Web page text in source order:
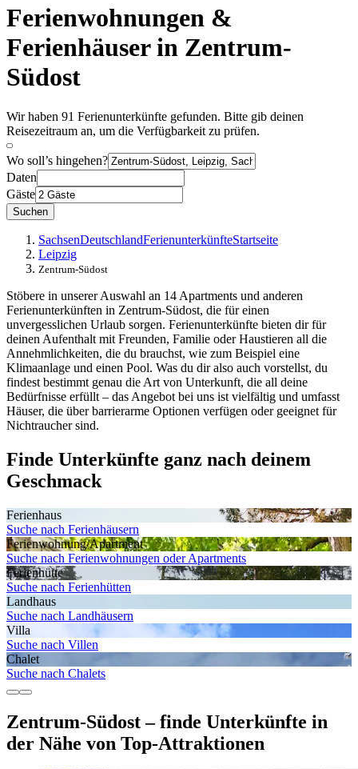
Ferienwohnungen &
Ferienhäuser in Zentrum-
Südost
Wir haben 91 Ferienunterkünfte gefunden. Bitte gib deinen
Reisezeitraum an, um die Verfügbarkeit zu prüfen.
Wo soll’s hingehen?
Daten
Gäste
Suchen
SachsenDeutschlandFerienunterkünfteStartseite
Leipzig
Zentrum-Südost
Stöbere in unserer Auswahl an 14 Apartments und anderen
Ferienunterkünften in Zentrum-Südost, die für einen
unvergesslichen Urlaub sorgen. Ferienunterkünfte bieten dir für
deinen Aufenthalt mit Freunden, Familie oder Haustieren all die
Annehmlichkeiten, die du brauchst, wie zum Beispiel eine
Klimaanlage und einen Pool. Was du dir also auch vorstellst, du
findest bestimmt genau die Art von Unterkunft, die all deine
Bedürfnisse erfüllt – das Angebot bei uns ist vielfältig und umfasst
Häuser, die über barrierarme Optionen verfügen oder geeignet für
Nichtraucher sind.
Finde Unterkünfte ganz nach deinem
Geschmack
Ferienhaus
Suche nach Ferienhäusern
Ferienwohnung/Apartment
Suche nach Ferienwohnungen oder Apartments
Ferienhütte
Suche nach Ferienhütten
Landhaus
Suche nach Landhäusern
Villa
Suche nach Villen
Chalet
Suche nach Chalets
Zentrum-Südost – finde Unterkünfte in
der Nähe von Top-Attraktionen